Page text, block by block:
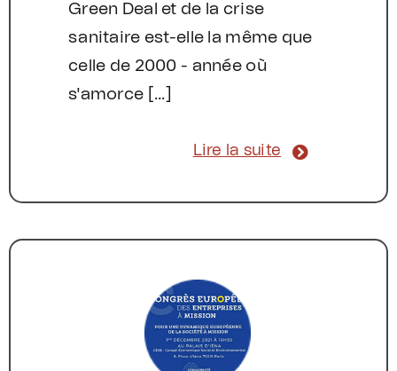
Green Deal et de la crise
sanitaire est-elle la même que
celle de 2000 - année où
s'amorce [...]
Lire la suite